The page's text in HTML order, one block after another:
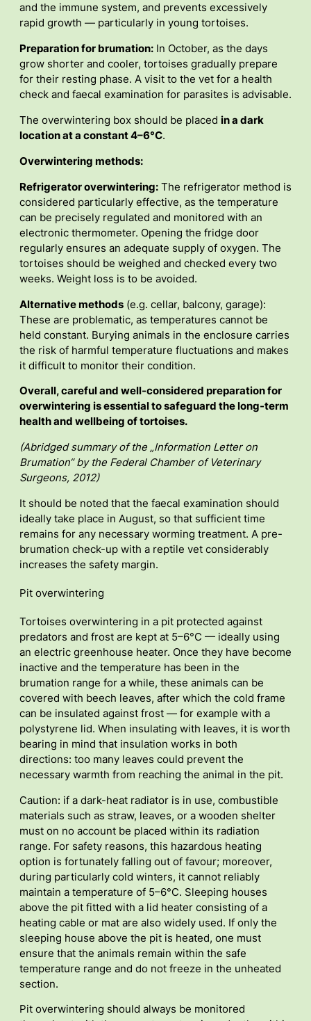
and the immune system, and prevents excessively
rapid growth — particularly in young tortoises.
Preparation for brumation: In October, as the days
grow shorter and cooler, tortoises gradually prepare
for their resting phase. A visit to the vet for a health
check and faecal examination for parasites is advisable.
The overwintering box should be placed in a dark
location at a constant 4–6°C.
Overwintering methods:
Refrigerator overwintering: The refrigerator method is
considered particularly effective, as the temperature
can be precisely regulated and monitored with an
electronic thermometer. Opening the fridge door
regularly ensures an adequate supply of oxygen. The
tortoises should be weighed and checked every two
weeks. Weight loss is to be avoided.
Alternative methods (e.g. cellar, balcony, garage):
These are problematic, as temperatures cannot be
held constant. Burying animals in the enclosure carries
the risk of harmful temperature fluctuations and makes
it difficult to monitor their condition.
Overall, careful and well-considered preparation for
overwintering is essential to safeguard the long-term
health and wellbeing of tortoises.
(Abridged summary of the „Information Letter on
Brumation“ by the Federal Chamber of Veterinary
Surgeons, 2012)
It should be noted that the faecal examination should
ideally take place in August, so that sufficient time
remains for any necessary worming treatment. A pre-
brumation check-up with a reptile vet considerably
increases the safety margin.
Pit overwintering
Tortoises overwintering in a pit protected against
predators and frost are kept at 5–6°C — ideally using
an electric greenhouse heater. Once they have become
inactive and the temperature has been in the
brumation range for a while, these animals can be
covered with beech leaves, after which the cold frame
can be insulated against frost — for example with a
polystyrene lid. When insulating with leaves, it is worth
bearing in mind that insulation works in both
directions: too many leaves could prevent the
necessary warmth from reaching the animal in the pit.
Caution: if a dark-heat radiator is in use, combustible
materials such as straw, leaves, or a wooden shelter
must on no account be placed within its radiation
range. For safety reasons, this hazardous heating
option is fortunately falling out of favour; moreover,
during particularly cold winters, it cannot reliably
maintain a temperature of 5–6°C. Sleeping houses
above the pit fitted with a lid heater consisting of a
heating cable or mat are also widely used. If only the
sleeping house above the pit is heated, one must
ensure that the animals remain within the safe
temperature range and do not freeze in the unheated
section.
Pit overwintering should always be monitored